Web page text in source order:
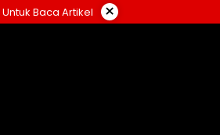
Baca Artikel ×